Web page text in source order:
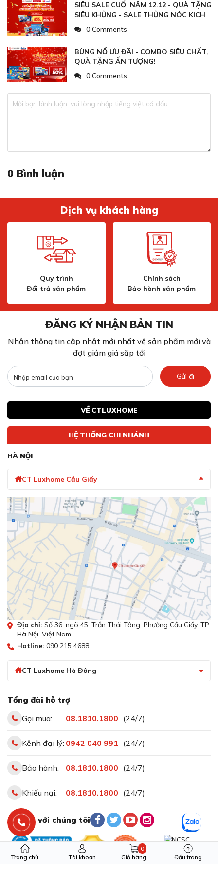
Trang chủ Tài khoản Giỏ hàng
0
Đầu trang
SIÊU SALE CUỐI NĂM 12.12 - QUÀ TẶNG
SIÊU KHỦNG - SALE THỦNG NÓC KỊCH
0 Comments
BÙNG NỔ ƯU ĐÃI - COMBO SIÊU CHẤT,
QUÀ TẶNG ẤN TƯỢNG!
0 Comments
0 Bình luận
Dịch vụ khách hàng
Quy trình
Đổi trả sản phẩm
Chính sách
Bảo hành sản phẩm
ĐĂNG KÝ NHẬN BẢN TIN
Nhận thông tin cập nhật mới nhất về sản phẩm mới và
đợt giảm giá sắp tới
Gửi đi
VỀ CTLUXHOME
HỆ THỐNG CHI NHÁNH
HÀ NỘI
CT Luxhome Cầu Giấy
Địa chỉ: Số 36, ngõ 45, Trần Thái Tông, Phường Cầu Giấy, TP.
Hà Nội, Việt Nam.
Hotline: 090 215 4688
CT Luxhome Hà Đông
Tổng đài hỗ trợ
Gọi mua:
08.1810.1800 (24/7)
Kênh đại lý: 0942 040 991 (24/7)
Bảo hành: 08.1810.1800 (24/7)
Khiếu nại: 08.1810.1800 (24/7)
Kết nối với chúng tôi